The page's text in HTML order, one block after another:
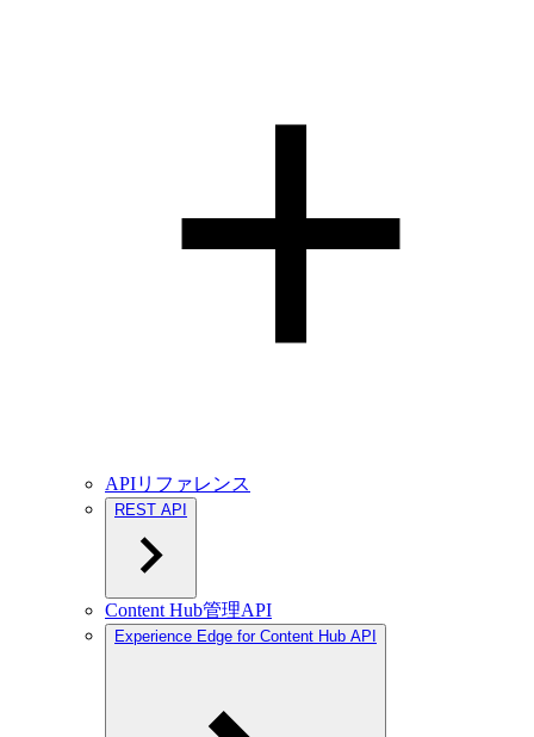
APIリファレンス
REST API
Content Hub管理API
Experience Edge for Content Hub API